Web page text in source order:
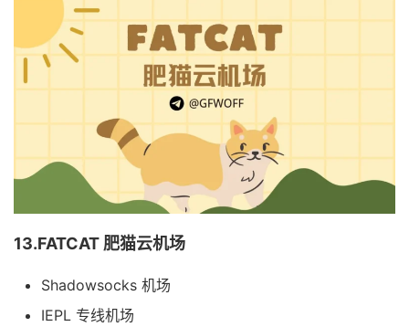
13.FATCAT 肥猫云机场
Shadowsocks 机场
IEPL 专线机场